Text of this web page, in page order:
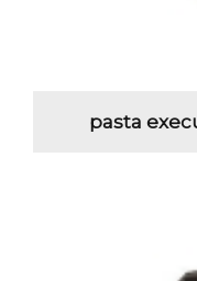
pasta